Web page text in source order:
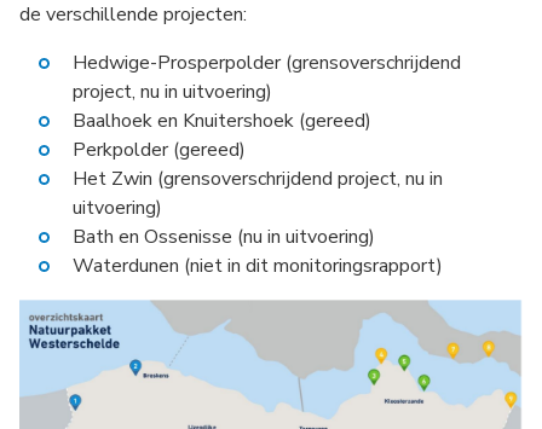
de verschillende projecten:
Hedwige-Prosperpolder (grensoverschrijdend
project, nu in uitvoering)
Baalhoek en Knuitershoek (gereed)
Perkpolder (gereed)
Het Zwin (grensoverschrijdend project, nu in
uitvoering)
Bath en Ossenisse (nu in uitvoering)
Waterdunen (niet in dit monitoringsrapport)